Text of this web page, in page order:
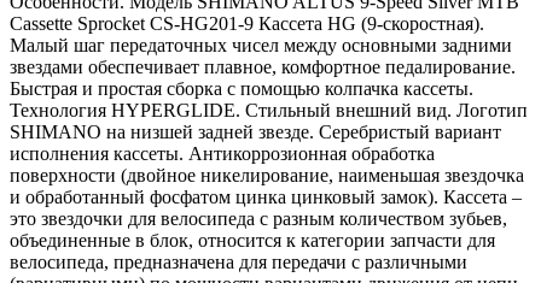
Cassette Sprocket CS-HG201-9 Кассета HG (9-скоростная).
Малый шаг передаточных чисел между основными задними
звездами обеспечивает плавное, комфортное педалирование.
Быстрая и простая сборка с помощью колпачка кассеты.
Технология HYPERGLIDE. Стильный внешний вид. Логотип
SHIMANO на низшей задней звезде. Серебристый вариант
исполнения кассеты. Антикоррозионная обработка
поверхности (двойное никелирование, наименьшая звездочка
и обработанный фосфатом цинка цинковый замок). Кассета –
это звездочки для велосипеда с разным количеством зубьев,
объединенные в блок, относится к категории запчасти для
велосипеда, предназначена для передачи с различными